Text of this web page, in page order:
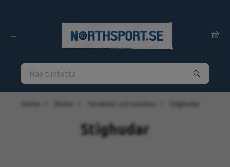
Stighudar
Stighudar